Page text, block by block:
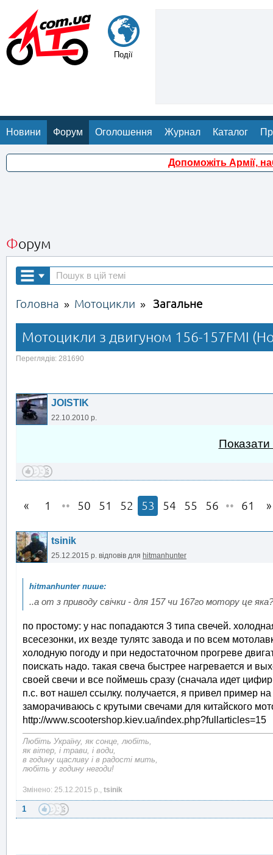
Події
Новини Форум Оголошення Журнал Каталог
Допоможіть Армії,
Форум
Головна » Мотоцикли » Загальне
Мотоцикли з двигуном 156-157FMI
Переглядів: 281690
JOISTIK
22.10.2010 р.
Показати
1 •• 50 51 52 53 54 55 56 •• 61
tsinik
25.12.2015 р. відповів для hitmanhunter
..а от з приводу свічки - для 157 чи 167го мотору це
по простому: у нас попадаются 3 типа свечей.
всесезонки, их везде тулятс завода и по всем
холодную погоду и при недостаточном прогреве
поискать надо. такая свеча быстрее нагревается и
своей свечи и все поймешь сразу (сначала идет
п.с. вот нашел ссылку. получается, я привел пример
заморачиваюсь с крутыми свечами для китайского
http://www.scootershop.kiev.ua/index.php?fullarticles=15
Любіть Україну, як сонце, любіть,
як вітер, і трави, і води,
в годину щасливу і в радості мить,
любіть у годину негоди!
Змінено: 25.12.2015 р., tsinik
1